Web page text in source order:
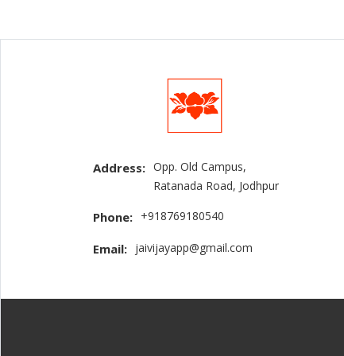
Address: Opp. Old Campus,
Ratanada Road, Jodhpur
Phone: +918769180540
Email: jaivijayapp@gmail.com